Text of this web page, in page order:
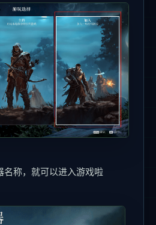
名称，就可以进入游戏啦